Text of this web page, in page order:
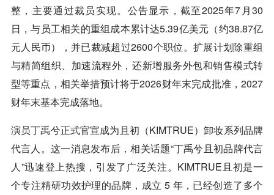
整，主要通过裁员实现。公告显示，截至2025年7月30
日，与员工相关的重组成本累计达5.39亿美元（约38.87亿
元人民币），并已裁减超过2600个职位。扩展计划除重组
与精简组织、加速流程外，还新增服务外包和销售模式转
型等重点，相关举措预计将于2026财年末完成批准，2027
财年末基本完成落地。
演员丁禹兮正式官宣成为且初（KIMTRUE）卸妆系列品牌
代言人。这一消息发布后，相关话题“丁禹兮且初品牌代言
人”迅速登上热搜，引发了广泛关注。KIMTRUE且初是一
个专注精研功效护理的品牌，成立 5 年，已经创造了多个